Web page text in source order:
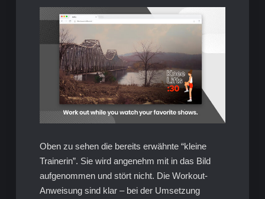
Oben zu sehen die bereits erwähnte “kleine
Trainerin”. Sie wird angenehm mit in das Bild
aufgenommen und stört nicht. Die Workout-
Anweisung sind klar – bei der Umsetzung